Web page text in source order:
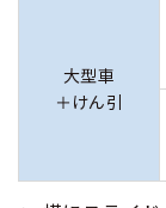
大型車
＋けん引